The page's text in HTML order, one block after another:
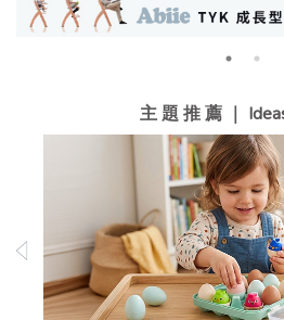
主 題 推 薦 ｜